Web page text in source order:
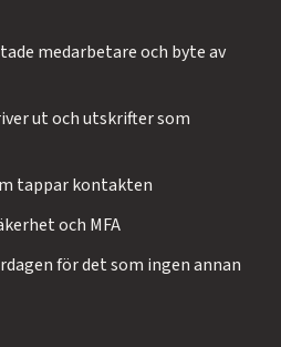
medarbetare och byte av
ut och utskrifter som
tappar kontakten
och MFA
för det som ingen annan